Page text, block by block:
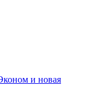
и новая